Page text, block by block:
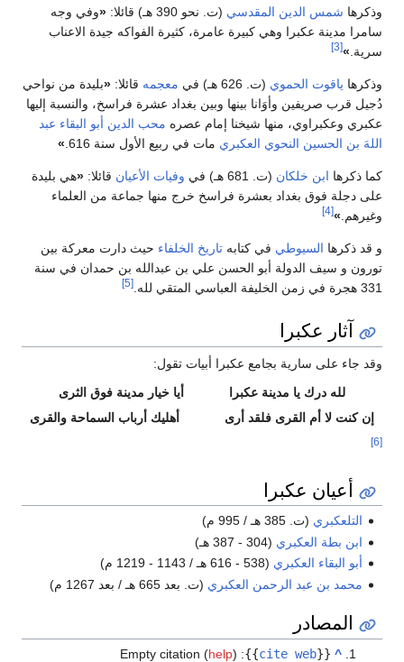
وذكرها شمس الدين المقدسي (ت. نحو 390 هـ) قائلا: «وفي وجه
سامرا مدينة عكبرا وهي كبيرة عامرة، كثيرة الفواكه جيدة الاعناب
سرية. »
[3]
وذكرها ياقوت الحموي (ت. 626 هـ) في معجمه قائلا: «بليدة من نواحي
دُجيل قرب صريفين وأوَانا بينها وبين بغداد عشرة فراسخ، والنسبة إليها
عكبري وعكبراوي، منها شيخنا إمام عصره محب الدين أبو البقاء عبد
اللهَ بن الحسين النحوي العكبري مات في ربيع الأول سنة 616. »
كما ذكرها ابن خلكان (ت. 681 هـ) في وفيات الأعيان قائلا: «هي بليدة
على دجلة فوق بغداد بعشرة فراسخ خرج منها جماعة من العلماء
وغيرهم. »
[4]
و قد ذكرها السيوطي في كتابه تاريخ الخلفاء حيث دارت معركة بين
تورون و سيف الدولة أبو الحسن علي بن عبدالله بن حمدان في سنة
331 هجرة في زمن الخليفة العباسي المتقي لله.
[5]
آثار عكبرا
وقد جاء على سارية بجامع عكبرا أبيات تقول:
لله درك يا مدينة عكبرا
أيا خيار مدينة فوق الثرى
إن كنت لا أم القرى فلقد أرى
أهليك أرباب السماحة والقرى
[6]
أعيان عكبرا
التلعكبري (ت. 385 هـ / 995 م)
ابن بطة العكبري (304 - 387 هـ)
أبو البقاء العكبري (538 - 616 هـ / 1143 - 1219 م)
محمد بن عبد الرحمن العكبري (ت. بعد 665 هـ / بعد 1267 م)
المصادر
^
{{
cite web
}}
:
Empty citation (help)